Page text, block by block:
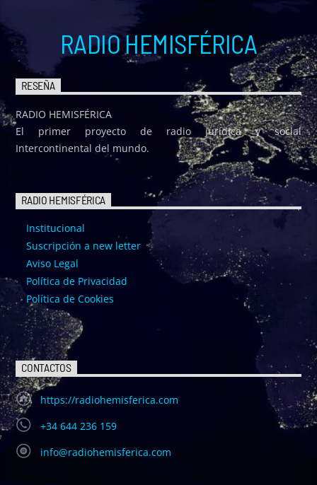
RADIO HEMISFÉRICA
RESEÑA
RADIO HEMISFÉRICA
El primer proyecto de radio jurídica y social
Intercontinental del mundo.
RADIO HEMISFÉRICA
Institucional
Suscripción a new letter
Aviso Legal
Política de Privacidad
Política de Cookies
CONTACTOS
https://radiohemisferica.com
+34 644 236 159
info@radiohemisferica.com